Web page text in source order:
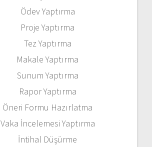
Ödev Yaptırma
Proje Yaptırma
Tez Yaptırma
Makale Yaptırma
Sunum Yaptırma
Rapor Yaptırma
Öneri Formu Hazırlatma
Vaka İncelemesi Yaptırma
İntihal Düşürme